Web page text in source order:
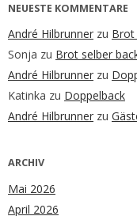
NEUESTE KOMMENTARE
André Hilbrunner zu Brot
Sonja zu Brot selber
André Hilbrunner zu
Katinka zu Doppelback
André Hilbrunner zu
ARCHIV
Mai 2026
April 2026